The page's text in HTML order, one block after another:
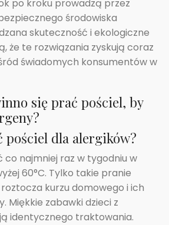
po kroku prowadzą przez
środowiska
skuteczność i ekologiczne
że te rozwiązania zyskują coraz
świadomych konsumentów w
się prać pościel, by
pościel dla alergików?
co najmniej raz w tygodniu w
60°C. Tylko takie pranie
kurzu domowego i ich
Miękkie zabawki dzieci z
identycznego traktowania.